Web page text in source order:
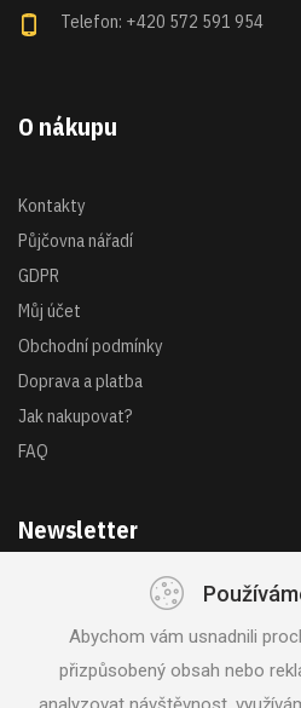
Telefon: +420 572 591 954
O nákupu
Kontakty
Půjčovna nářadí
GDPR
Můj účet
Obchodní podmínky
Doprava a platba
Jak nakupovat?
FAQ
Newsletter
Získejte akce a novinky z první ruky
Abychom vám usnadnili
přizpůsobený obsah nebo